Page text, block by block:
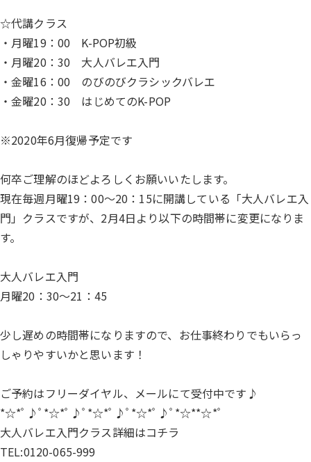
☆代講クラス
・月曜19：00 K-POP初級
・月曜20：30 大人バレエ入門
・金曜16：00 のびのびクラシックバレエ
・金曜20：30 はじめてのK-POP
※2020年6月復帰予定です
何卒ご理解のほどよろしくお願いいたします。
現在毎週月曜19：00～20：15に開講している「大人バレエ入
門」クラスですが、2月4日より以下の時間帯に変更になりま
す。
大人バレエ入門
月曜20：30～21：45
少し遅めの時間帯になりますので、お仕事終わりでもいらっ
しゃりやすいかと思います！
ご予約はフリーダイヤル、メールにて受付中です♪
*☆*ﾟ♪ﾟ*☆*ﾟ♪ﾟ*☆*ﾟ♪ﾟ*☆*ﾟ♪ﾟ*☆**☆*ﾟ
大人バレエ入門クラス詳細はコチラ
TEL:0120-065-999